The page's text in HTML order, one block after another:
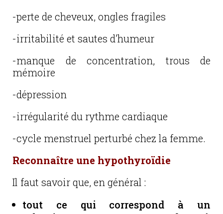
-perte de cheveux, ongles fragiles
-irritabilité et sautes d’humeur
-manque de concentration, trous de
mémoire
-dépression
-irrégularité du rythme cardiaque
-cycle menstruel perturbé chez la femme.
Reconnaître une hypothyroïdie
Il faut savoir que, en général :
tout ce qui correspond à un